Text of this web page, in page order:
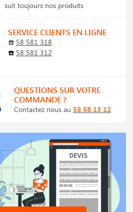
suit toujours nos produits
SERVICE CLIENTS EN LIGNE
☎️ 58 581 318
☎️ 58 581 312
QUESTIONS SUR VOTRE
COMMANDE ?
Contactez nous au 58 58 13 12